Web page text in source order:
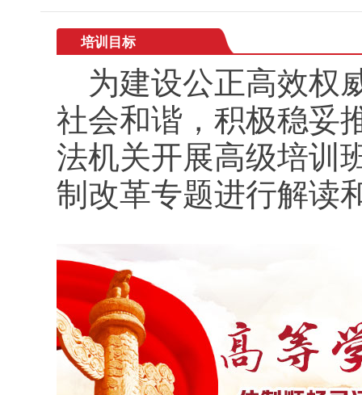
培训目标
为建设公正高效权
社会和谐，积极稳妥
法机关开展高级培训
制改革专题进行解读